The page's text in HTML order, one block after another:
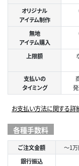
オリジナル
アイテム制作
無地
アイテム購入
上限額
支払いの
タイミング
お支払い方法に関する詳
各種手数料
ご注文金額 ～1
銀行振込